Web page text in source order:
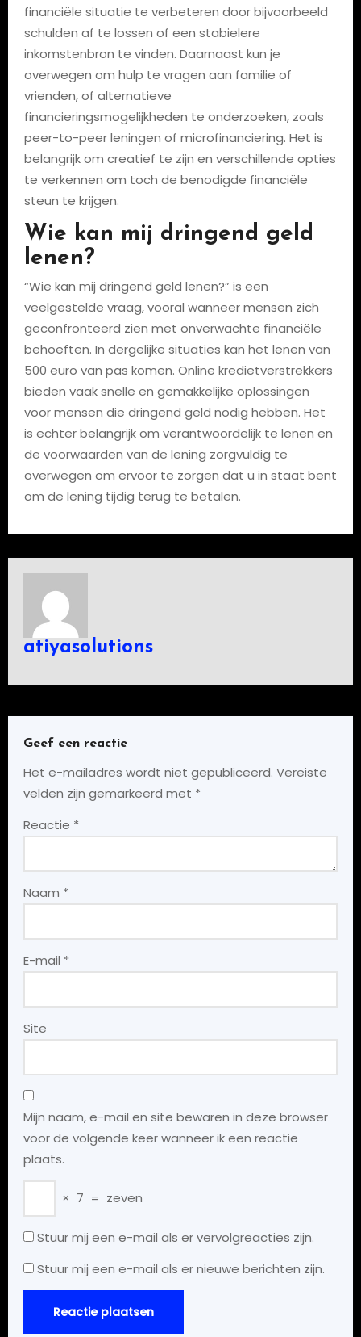
financiële situatie te verbeteren door bijvoorbeeld
schulden af te lossen of een stabielere
inkomstenbron te vinden. Daarnaast kun je
overwegen om hulp te vragen aan familie of
vrienden, of alternatieve
financieringsmogelijkheden te onderzoeken, zoals
peer-to-peer leningen of microfinanciering. Het is
belangrijk om creatief te zijn en verschillende opties
te verkennen om toch de benodigde financiële
steun te krijgen.
Wie kan mij dringend geld
lenen?
“Wie kan mij dringend geld lenen?” is een
veelgestelde vraag, vooral wanneer mensen zich
geconfronteerd zien met onverwachte financiële
behoeften. In dergelijke situaties kan het lenen van
500 euro van pas komen. Online kredietverstrekkers
bieden vaak snelle en gemakkelijke oplossingen
voor mensen die dringend geld nodig hebben. Het
is echter belangrijk om verantwoordelijk te lenen en
de voorwaarden van de lening zorgvuldig te
overwegen om ervoor te zorgen dat u in staat bent
om de lening tijdig terug te betalen.
atiyasolutions
Geef een reactie
Het e-mailadres wordt niet gepubliceerd. Vereiste
velden zijn gemarkeerd met *
Reactie *
Naam *
E-mail *
Site
Mijn naam, e-mail en site bewaren in deze browser
voor de volgende keer wanneer ik een reactie
plaats.
× 7 = zeven
Stuur mij een e-mail als er vervolgreacties zijn.
Stuur mij een e-mail als er nieuwe berichten zijn.